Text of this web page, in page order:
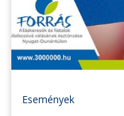
Események